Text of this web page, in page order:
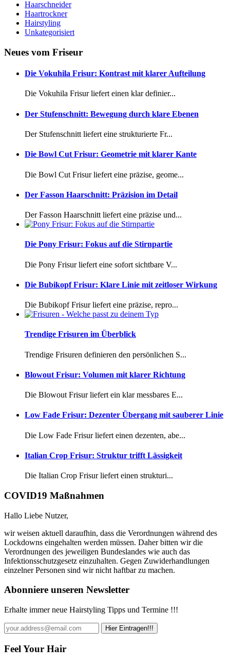
Haarschneider
Haartrockner
Hairstyling
Unkategorisiert
Neues vom Friseur
Die Vokuhila Frisur: Kontrast mit klarer Aufteilung
Die Vokuhila Frisur liefert einen klar definier...
Der Stufenschnitt: Bewegung durch klare Ebenen
Der Stufenschnitt liefert eine strukturierte Fr...
Die Bowl Cut Frisur: Geometrie mit klarer Kante
Die Bowl Cut Frisur liefert eine präzise, geome...
Der Fasson Haarschnitt: Präzision im Detail
Der Fasson Haarschnitt liefert eine präzise und...
Die Pony Frisur: Fokus auf die Stirnpartie
Die Pony Frisur liefert eine sofort sichtbare V...
Die Bubikopf Frisur: Klare Linie mit zeitloser Wirkung
Die Bubikopf Frisur liefert eine präzise, repro...
Trendige Frisuren im Überblick
Trendige Frisuren definieren den persönlichen S...
Blowout Frisur: Volumen mit klarer Richtung
Die Blowout Frisur liefert ein klar messbares E...
Low Fade Frisur: Dezenter Übergang mit sauberer Linie
Die Low Fade Frisur liefert einen dezenten, abe...
Italian Crop Frisur: Struktur trifft Lässigkeit
Die Italian Crop Frisur liefert einen strukturi...
COVID19 Maßnahmen
Hallo Liebe Nutzer,
wir weisen aktuell daraufhin, dass die Verordnungen während des
Lockdowns eingehalten werden müssen. Daher bitten wir die
Verordnungen des jeweiligen Bundeslandes wie auch das
Infektionsschutzgesetz einzuhalten. Gegen Zuwiderhandlungen
einzelner Personen sind wir nicht haftbar zu machen.
Abonniere unseren Newsletter
Erhalte immer neue Hairstyling Tipps und Termine !!!
Feel Your Hair